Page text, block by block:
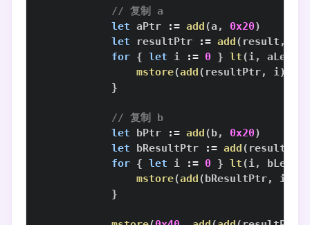
// 复制 a
let aPtr := add(a , 0x20)
let resultPtr := add( result ,
for { let i := 0 } lt(i, aLen
mstore(add( resultPtr, i)
}
// 复制 b
let bPtr := add(b, 0x20)
let bResultPtr := add( resultPtr
for { let i := 0 } lt(i, bLen
mstore(add(bResultPtr, i
}